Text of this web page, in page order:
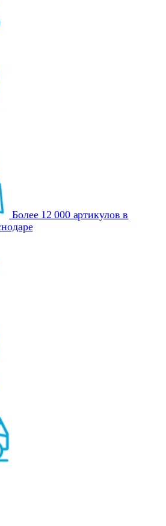
Более 12 000 артикулов в